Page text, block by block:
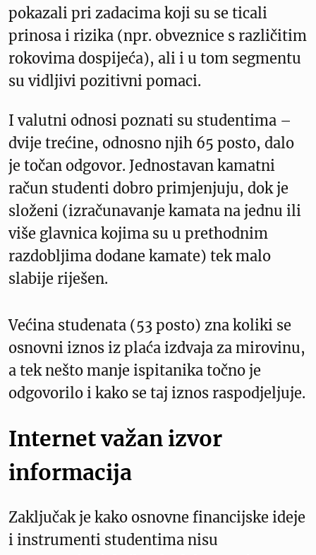
pokazali pri zadacima koji su se ticali
prinosa i rizika (npr. obveznice s različitim
rokovima dospijeća), ali i u tom segmentu
su vidljivi pozitivni pomaci.
I valutni odnosi poznati su studentima –
dvije trećine, odnosno njih 65 posto, dalo
je točan odgovor. Jednostavan kamatni
račun studenti dobro primjenjuju, dok je
složeni (izračunavanje kamata na jednu ili
više glavnica kojima su u prethodnim
razdobljima dodane kamate) tek malo
slabije riješen.
Većina studenata (53 posto) zna koliki se
osnovni iznos iz plaća izdvaja za mirovinu,
a tek nešto manje ispitanika točno je
odgovorilo i kako se taj iznos raspodjeljuje.
Internet važan izvor
informacija
Zaključak je kako osnovne financijske ideje
i instrumenti studentima nisu